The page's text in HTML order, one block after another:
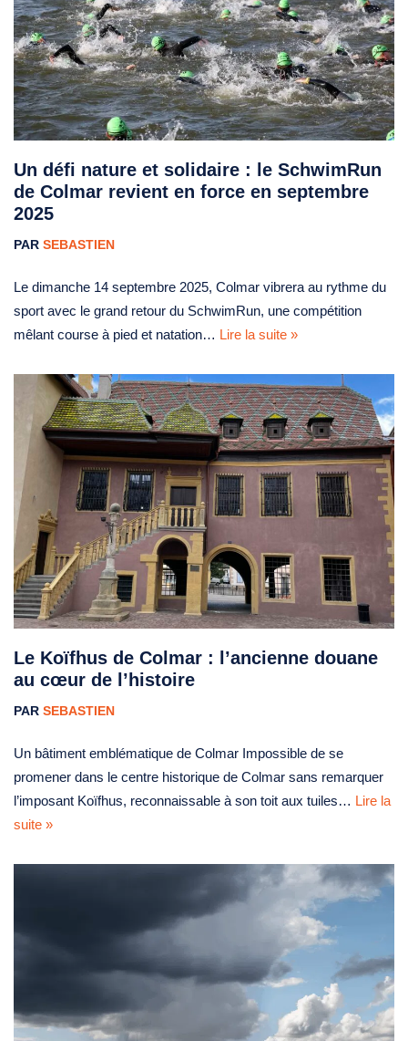
Un défi nature et solidaire : le SchwimRun
de Colmar revient en force en septembre
2025
PAR SEBASTIEN
Le dimanche 14 septembre 2025, Colmar vibrera au rythme du
sport avec le grand retour du SchwimRun, une compétition
mêlant course à pied et natation… Lire la suite »
Le Koïfhus de Colmar : l’ancienne douane
au cœur de l’histoire
PAR SEBASTIEN
Un bâtiment emblématique de Colmar Impossible de se
promener dans le centre historique de Colmar sans remarquer
l’imposant Koïfhus, reconnaissable à son toit aux tuiles… Lire la
suite »